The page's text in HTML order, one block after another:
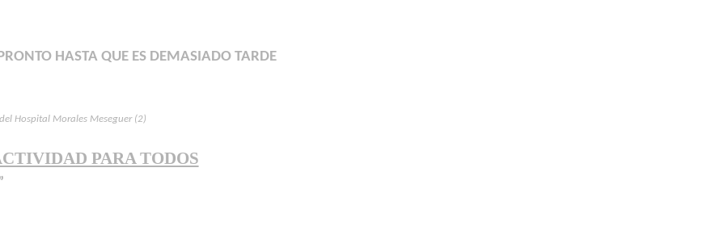
HASTA QUE ES DEMASIADO TARDE
Hospital Morales Meseguer (2)
PARA TODOS